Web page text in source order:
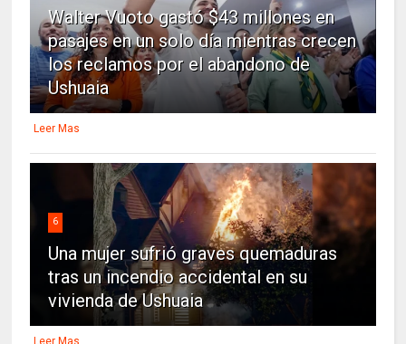
Walter Vuoto gastó $43 millones en
pasajes en un solo día mientras crecen
los reclamos por el abandono de
Ushuaia
Leer Mas
6
Una mujer sufrió graves quemaduras
tras un incendio accidental en su
vivienda de Ushuaia
Leer Mas